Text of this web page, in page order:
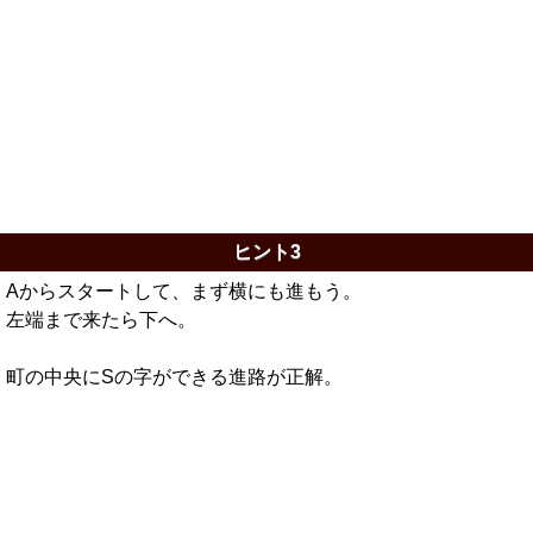
ヒント3
Aからスタートして、まず横にも進もう。
左端まで来たら下へ。
町の中央にSの字ができる進路が正解。